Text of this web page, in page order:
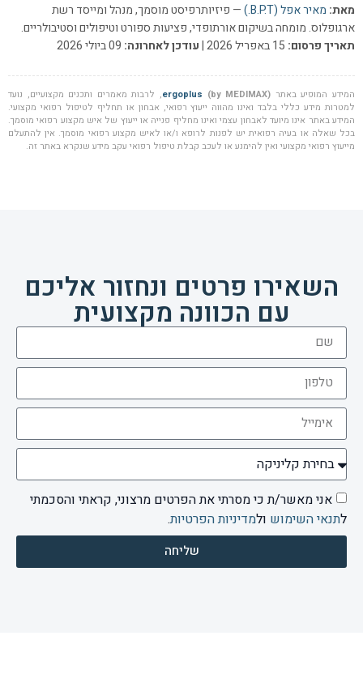
מאת: מאיר אפל (B.P.T.)
— פיזיותרפיסט מוסמך, מנהל ומייסד רשת
ארגופלוס. מומחה בשיקום אורתופדי, פציעות ספורט וטיפולים וסטיבולריים.
תאריך פרסום:
עודכן לאחרונה:
המידע המופיע באתר ergoplus (by MEDIMAX)
, לרבות מאמרים ותכנים מקצועיים, נועד
למטרות מידע כללי בלבד ואינו מהווה ייעוץ רפואי, אבחון או תחליף לטיפול רפואי מקצועי.
המידע באתר אינו מיועד לאבחון עצמי ואינו מחליף פנייה או ייעוץ של איש מקצוע רפואי מוסמך.
בכל שאלה או בעיה רפואית יש לפנות לרופא ו/או לאיש מקצוע רפואי מוסמך. אין להתעלם
מייעוץ רפואי מקצועי ואין להימנע או לעכב קבלת טיפול רפואי עקב מידע שנקרא באתר זה.
השאירו פרטים ונחזור אליכם
עם הכוונה מקצועית
אני מאשר/ת כי מסרתי את הפרטים מרצוני, קראתי והסכמתי
לתנאי השימוש ולמדיניות הפרטיות.
שליחה